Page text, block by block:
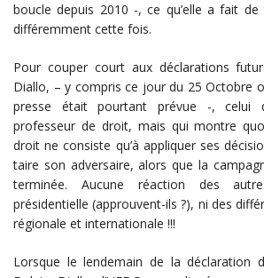
boucle depuis 2010 -, ce qu’elle a fait
différemment cette fois.
Pour couper court aux déclarations
Diallo, – y compris ce jour du 25 Octobre
presse était pourtant prévue -, celui
professeur de droit, mais qui montre
droit ne consiste qu’à appliquer ses
taire son adversaire, alors que la
terminée. Aucune réaction des
présidentielle (approuvent-ils ?), ni des
régionale et internationale !!!
Lorsque le lendemain de la déclaration